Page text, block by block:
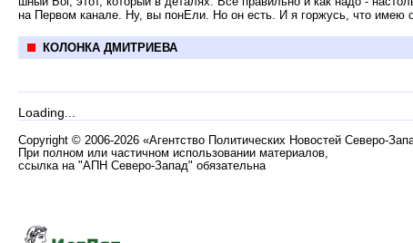
на Первом канале. Ну, вы понЕли. Но он есть. И я горжусь, что имею
КОЛОНКА ДМИТРИЕВА
Loading...
Copyright © 2006-2026 «Агентство Политических Новостей Северо-
При полном или частичном использовании материалов,
ссылка на "АПН Северо-Запад" обязательна